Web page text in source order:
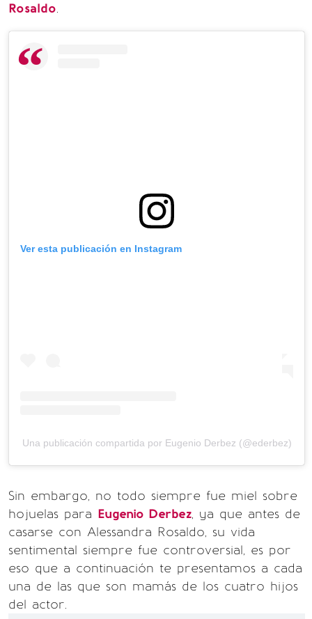
Rosaldo.
Ver esta publicación en Instagram
Una publicación compartida por Eugenio Derbez (@ederbez)
Sin embargo, no todo siempre fue miel sobre
hojuelas para Eugenio Derbez, ya que antes de
casarse con Alessandra Rosaldo, su vida
sentimental siempre fue controversial, es por
eso que a continuación te presentamos a cada
una de las que son mamás de los cuatro hijos
del actor.